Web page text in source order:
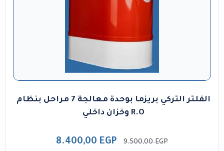
الفلتر التركي بريزما بوحدة معالجة 7 مراحل بنظام
R.O وخزان داخلي
9.500,00EGP
8.400,00 EGP